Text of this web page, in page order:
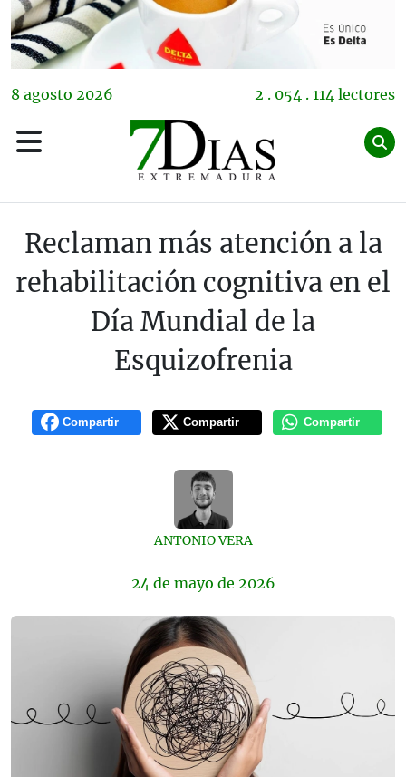
8 agosto 2026 2 . 054 . 114 lectores
Reclaman más atención a la
rehabilitación cognitiva en el
Día Mundial de la
Esquizofrenia
Compartir Compartir Compartir
ANTONIO VERA
24 de mayo de 2026